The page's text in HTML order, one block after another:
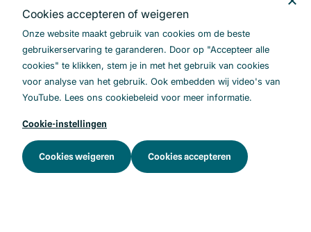
Cookies accepteren of weigeren
Onze website maakt gebruik van cookies om de beste
gebruikerservaring te garanderen. Door op "Accepteer alle
cookies" te klikken, stem je in met het gebruik van cookies
voor analyse van het gebruik. Ook embedden wij video's van
YouTube. Lees ons cookiebeleid voor meer informatie.
Cookie-instellingen
Cookies weigeren Cookies accepteren
Aan de slag
Zorgaanbieder
Softwareleverancier
Patiënt/cliënt
Kickstart
Opschaling